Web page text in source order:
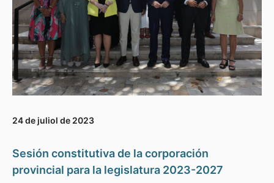
24 de juliol de 2023
Sesión constitutiva de la corporación
provincial para la legislatura 2023-2027